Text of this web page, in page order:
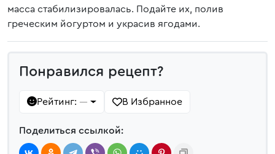
масса стабилизировалась. Подайте их, полив
греческим йогуртом и украсив ягодами.
Понравился рецепт?
Рейтинг: — В Избранное
Поделиться ссылкой: